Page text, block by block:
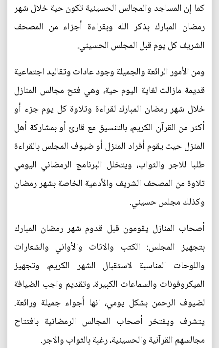
كما إن المساجد والمجالس الحسينية تكون حية خلال شهر
رمضان المبارك بذكر الله وبقراءة أجزاء من المصحف
الشريف كل يوم قبل المجلس الحسيني.
ومن الأمور الرائعة والجميلة وجود عادات وتقاليد اجتماعية
قديمة مازالت لغاية اليوم حية، وهي فتح مجالس المنازل
خلال شهر رمضان المبارك لقراءة وتلاوة كل يوم جزء أو
أكثر من القرآن الكريم، بالتنسيق مع قارئ أو بمشاركة أهل
المنزل حيث يقوم أفراد المنزل أو ضيوف المجلس بالقراءة
طلبا للاجر والثواب، ويتخلل البرنامج الرمضاني اليومي
تلاوة من المصحف الشريف والأدعية الخاصة بشهر رمضان
وكذلك مجلس حسيني.
أصحاب المنازل يقومون قبل قدوم شهر رمضان المبارك
بتجهيز المجلس: الكتب والاثاث والأواني والشعارات
واللوحات المناسبة لاستقبال الشهر الكريم، وتجهيز
الميكروفونات والسماعات الكبيرة، وتقديم واجب الضيافة
لضيوف الرحمن بشكل يومي، انها أجواء جميلة ورائعة.
يتشرف ويفتخر أصحاب المجالس الرمضانية بافتتاح
مجالسهم القرآنية والحسينية، رغبة بالثواب والاجر.